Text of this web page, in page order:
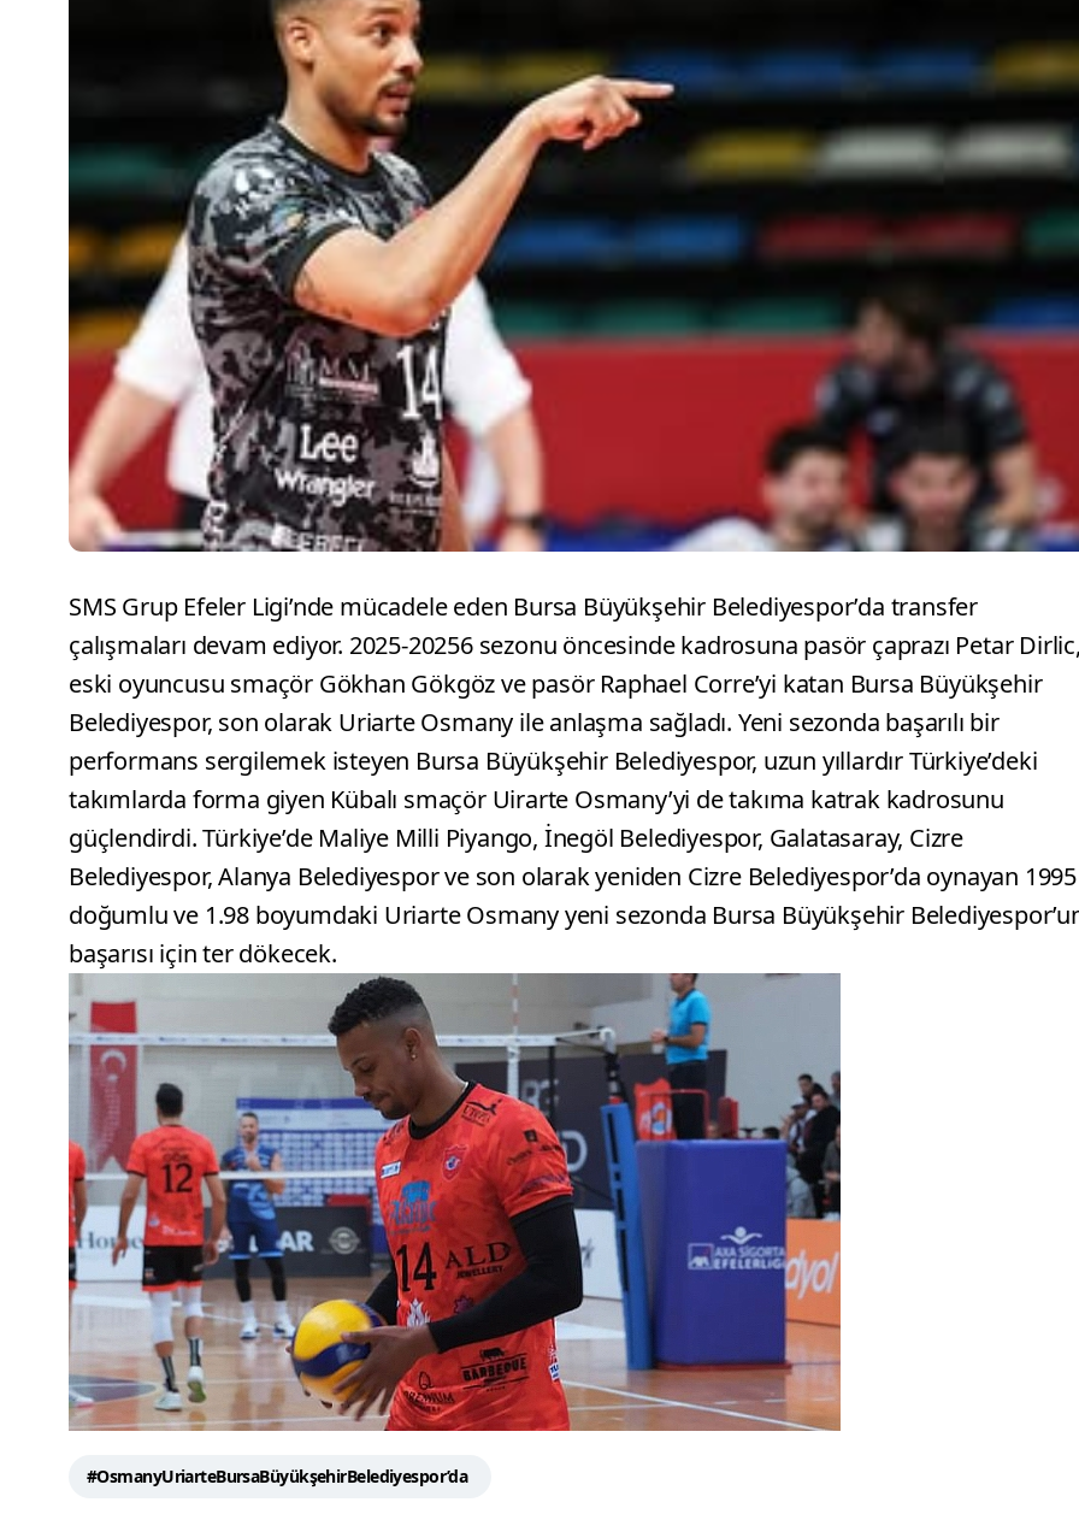
SMS Grup Efeler Ligi’nde mücadele eden Bursa Büyükşehir Belediyespor’da transfer
çalışmaları devam ediyor. 2025-20256 sezonu öncesinde kadrosuna pasör çaprazı Petar
eski oyuncusu smaçör Gökhan Gökgöz ve pasör Raphael Corre’yi katan Bursa Büyükşehir
Belediyespor, son olarak Uriarte Osmany ile anlaşma sağladı. Yeni sezonda başarılı bir
performans sergilemek isteyen Bursa Büyükşehir Belediyespor, uzun yıllardır Türkiye’deki
takımlarda forma giyen Kübalı smaçör Uirarte Osmany’yi de takıma katrak kadrosunu
güçlendirdi. Türkiye’de Maliye Milli Piyango, İnegöl Belediyespor, Galatasaray, Cizre
Belediyespor, Alanya Belediyespor ve son olarak yeniden Cizre Belediyespor’da oynayan 1995
doğumlu ve 1.98 boyumdaki Uriarte Osmany yeni sezonda Bursa Büyükşehir
başarısı için ter dökecek.
#OsmanyUriarteBursaBüyükşehirBelediyespor’da